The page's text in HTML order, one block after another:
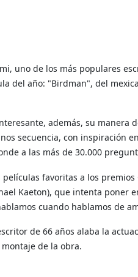
uno de los más populares
del año: "Birdman", del
además, su manera
secuencia, con inspiración
a las más de 30.000
favoritas a los
Kaeton), que intenta poner
cuando hablamos de
de 66 años alaba la
de la obra.